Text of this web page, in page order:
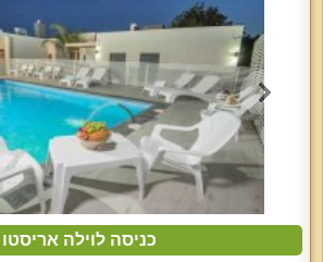
כניסה לוילה אריסטו